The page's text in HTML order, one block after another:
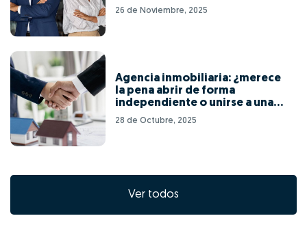
26 de Noviembre, 2025
Agencia inmobiliaria: ¿merece
la pena abrir de forma
independiente o unirse a una
red de franquicias?
28 de Octubre, 2025
Ver todos